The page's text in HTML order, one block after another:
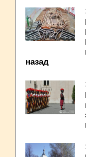
назад